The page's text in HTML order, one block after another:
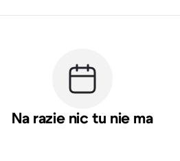
Na razie nic tu nie ma